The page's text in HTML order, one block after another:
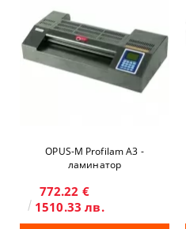
OPUS-М Profilam A3 -
ламинатор
772.22 €
1510.33 лв.